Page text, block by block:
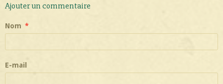
Ajouter un commentaire
Nom
E-mail